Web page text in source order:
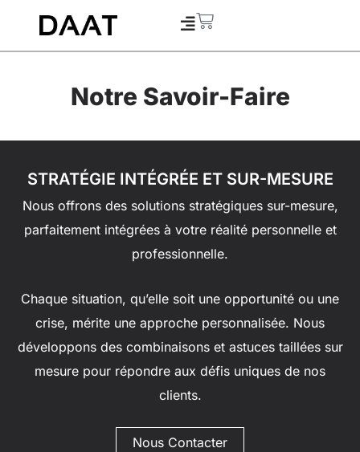
contenu
Panier
Notre Savoir-Faire
STRATÉGIE INTÉGRÉE ET SUR-MESURE
Nous offrons des solutions stratégiques sur-mesure,
parfaitement intégrées à votre réalité personnelle et
professionnelle.
Chaque situation, qu’elle soit une opportunité ou une
crise, mérite une approche personnalisée. Nous
développons des combinaisons et astuces taillées sur
mesure pour répondre aux défis uniques de nos
clients.
Nous Contacter